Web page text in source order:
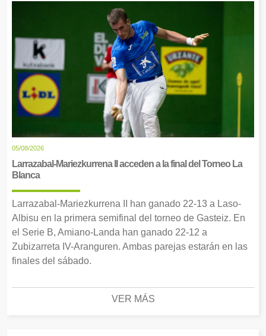
05/08/2026
Larrazabal-Mariezkurrena II acceden a la final del Torneo La
Blanca
Larrazabal-Mariezkurrena II han ganado 22-13 a Laso-
Albisu en la primera semifinal del torneo de Gasteiz. En
el Serie B, Amiano-Landa han ganado 22-12 a
Zubizarreta IV-Aranguren. Ambas parejas estarán en las
finales del sábado.
VER MÁS